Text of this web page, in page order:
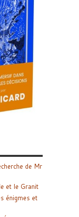
de Mr
et le Granit
énigmes et